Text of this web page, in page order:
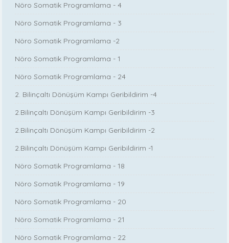
Nöro Somatik Programlama - 4
Nöro Somatik Programlama - 3
Nöro Somatik Programlama -2
Nöro Somatik Programlama - 1
Nöro Somatik Programlama - 24
2. Bilinçaltı Dönüşüm Kampı Geribildirim -4
2.Bilinçaltı Dönüşüm Kampı Geribildirim -3
2.Bilinçaltı Dönüşüm Kampı Geribildirim -2
2.Bilinçaltı Dönüşüm Kampı Geribildirim -1
Nöro Somatik Programlama - 18
Nöro Somatik Programlama - 19
Nöro Somatik Programlama - 20
Nöro Somatik Programlama - 21
Nöro Somatik Programlama - 22